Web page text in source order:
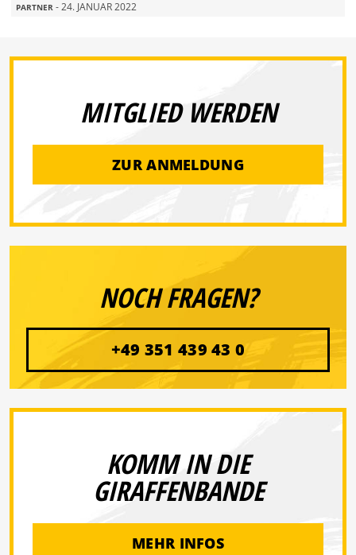
PARTNER - 24. JANUAR 2022
MITGLIED WERDEN
ZUR ANMELDUNG
NOCH FRAGEN?
+49 351 439 43 0
KOMM IN DIE
GIRAFFENBANDE
MEHR INFOS